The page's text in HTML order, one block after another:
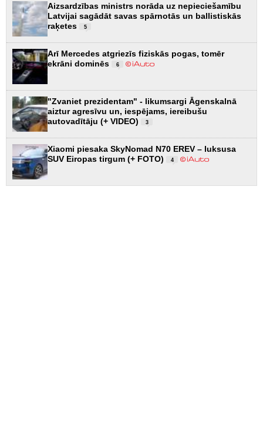
Aizsardzības ministrs norāda uz nepieciešamību
Latvijai sagādāt savas spārnotās un ballistiskās
raķetes
5
Arī Mercedes atgriezīs fiziskās pogas, tomēr
ekrāni dominēs
6
"Zvaniet prezidentam" - likumsargi Āgenskalnā
aiztur agresīvu un, iespējams, iereibušu
autovadītāju (+ VIDEO)
3
Xiaomi piesaka SkyNomad N70 EREV – luksusa
SUV Eiropas tirgum (+ FOTO)
4